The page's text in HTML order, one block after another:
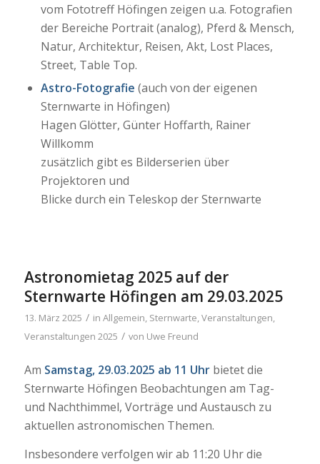
vom Fototreff Höfingen zeigen u.a. Fotografien
der Bereiche Portrait (analog), Pferd & Mensch,
Natur, Architektur, Reisen, Akt, Lost Places,
Street, Table Top.
Astro-Fotografie (auch von der eigenen
Sternwarte in Höfingen)
Hagen Glötter, Günter Hoffarth, Rainer
Willkomm
zusätzlich gibt es Bilderserien über
Projektoren und
Blicke durch ein Teleskop der Sternwarte
Astronomietag 2025 auf der
Sternwarte Höfingen am 29.03.2025
13. März 2025 / in Allgemein, Sternwarte,Veranstaltungen,
Veranstaltungen 2025 / von Uwe Freund
Am Samstag, 29.03.2025 ab 11 Uhrbietet die
Sternwarte Höfingen Beobachtungen am Tag-
und Nachthimmel, Vorträge und Austausch zu
aktuellen astronomischen Themen.
Insbesondere verfolgen wir ab 11:20 Uhr die